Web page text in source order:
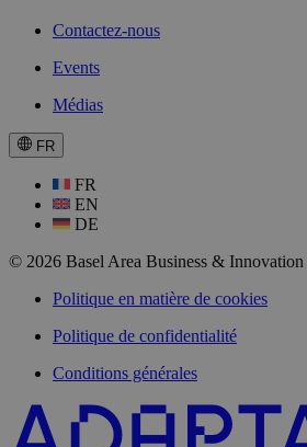
Contactez-nous
Events
Médias
FR
FR
EN
DE
© 2026 Basel Area Business &
Politique en matière de cookies
Politique de confidentialité
Conditions générales